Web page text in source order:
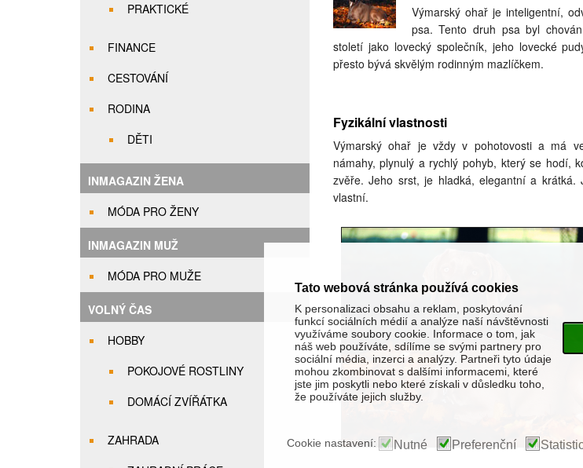
PRAKTICKÉ
FINANCE
CESTOVÁNÍ
RODINA
DĚTI
INMAGAZIN ŽENA
MÓDA PRO ŽENY
INMAGAZIN MUŽ
MÓDA PRO MUŽE
VOLNÝ ČAS
HOBBY
POKOJOVÉ ROSTLINY
DOMÁCÍ ZVÍŘÁTKA
ZAHRADA
Výmarský ohař je inteligentní,
psa. Tento druh psa byl
století jako lovecký společník, jeho lovecké
přesto bývá skvělým rodinným mazlíčkem.
Fyzikální vlastnosti
Výmarský ohař je vždy v pohotovosti a má
námahy, plynulý a rychlý pohyb, který se hodí,
zvěře. Jeho srst, je hladká, elegantní a krátká.
vlastní.
Tato webová stránka používá cookies
K personalizaci obsahu a reklam, poskytování
funkcí sociálních médií a analýze naší návštěvnosti
využíváme soubory cookie. Informace o tom, jak
náš web používáte, sdílíme se svými partnery pro
sociální média, inzerci a analýzy. Partneři tyto údaje
mohou zkombinovat s dalšími informacemi, které
jste jim poskytli nebo které získali v důsledku toho,
že používáte jejich služby.
Cookie nastavení: Nutné Preferenční